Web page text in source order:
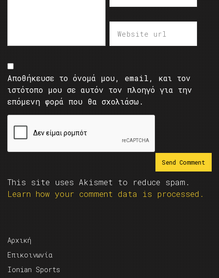
Αποθήκευσε το όνομά μου, email, και τον
ιστότοπο μου σε αυτόν τον πλοηγό για την
επόμενη φορά που θα σχολιάσω.
This site uses Akismet to reduce spam.
Learn how your comment data is processed.
Αρχική
Επικοινωνία
Ionian Sports